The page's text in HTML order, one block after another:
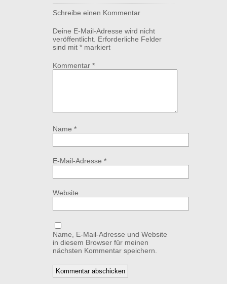
Schreibe einen Kommentar
Deine E-Mail-Adresse wird nicht
veröffentlicht. Erforderliche Felder
sind mit * markiert
Kommentar *
Name *
E-Mail-Adresse *
Website
Name, E-Mail-Adresse und Website
in diesem Browser für meinen
nächsten Kommentar speichern.